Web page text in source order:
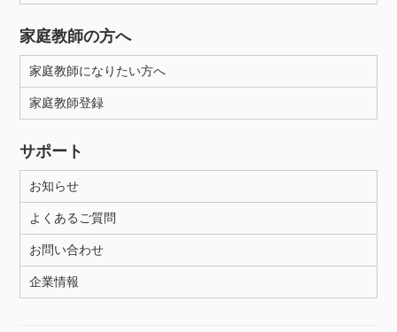
家庭教師の方へ
家庭教師になりたい方へ
家庭教師登録
サポート
お知らせ
よくあるご質問
お問い合わせ
企業情報